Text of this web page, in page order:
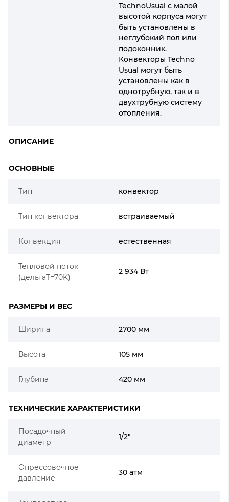
TechnoUsual с малой
высотой корпуса могут
быть установлены в
неглубокий пол или
подоконник.
Конвекторы Techno
Usual могут быть
установлены как в
однотрубную, так и в
двухтрубную систему
отопления.
ОПИСАНИЕ
ОСНОВНЫЕ
Тип конвектор
Тип конвектора встраиваемый
Конвекция естественная
Тепловой поток
(дельтаT=70K)
2 934 Вт
РАЗМЕРЫ И ВЕС
Ширина 2700 мм
Высота 105 мм
Глубина 420 мм
ТЕХНИЧЕСКИЕ ХАРАКТЕРИСТИКИ
Посадочный
диаметр
1/2"
Опрессовочное
давление
30 атм